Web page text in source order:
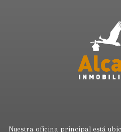
Nuestra oficina principal está